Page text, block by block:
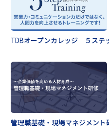
TDBオープンカレッジ ５ステ
管理職基礎・現場マネジメント